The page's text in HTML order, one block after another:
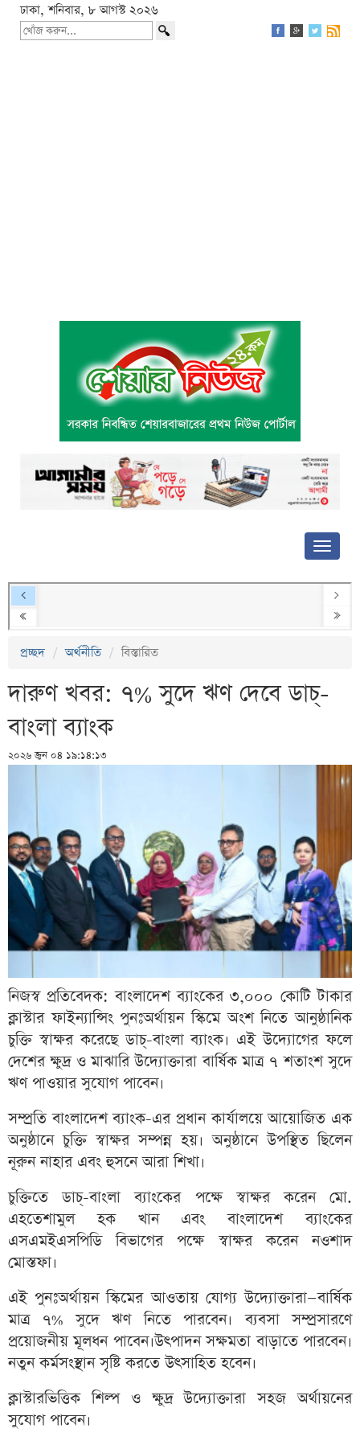
ঢাকা, শনিবার, ৮ আগস্ট ২০২৬
প্রচ্ছদ অর্থনীতি বিস্তারিত
দারুণ খবর: ৭% সুদে ঋণ দেবে ডাচ্-
বাংলা ব্যাংক
২০২৬ জুন ০৪ ১৯:১৪:১৩
নিজস্ব প্রতিবেদক: বাংলাদেশ ব্যাংকের ৩,০০০ কোটি টাকার
ক্লাস্টার ফাইন্যান্সিং পুনঃঅর্থায়ন স্কিমে অংশ নিতে আনুষ্ঠানিক
চুক্তি স্বাক্ষর করেছে ডাচ্-বাংলা ব্যাংক। এই উদ্যোগের ফলে
দেশের ক্ষুদ্র ও মাঝারি উদ্যোক্তারা বার্ষিক মাত্র ৭ শতাংশ সুদে
ঋণ পাওয়ার সুযোগ পাবেন।
সম্প্রতি বাংলাদেশ ব্যাংক-এর প্রধান কার্যালয়ে আয়োজিত এক
অনুষ্ঠানে চুক্তি স্বাক্ষর সম্পন্ন হয়। অনুষ্ঠানে উপস্থিত ছিলেন
নূরুন নাহার এবং হুসনে আরা শিখা।
চুক্তিতে ডাচ্-বাংলা ব্যাংকের পক্ষে স্বাক্ষর করেন মো.
এহতেশামুল হক খান এবং বাংলাদেশ ব্যাংকের
এসএমইএসপিডি বিভাগের পক্ষে স্বাক্ষর করেন নওশাদ
মোস্তফা।
এই পুনঃঅর্থায়ন স্কিমের আওতায় যোগ্য উদ্যোক্তারা—বার্ষিক
মাত্র ৭% সুদে ঋণ নিতে পারবেন। ব্যবসা সম্প্রসারণে
প্রয়োজনীয় মূলধন পাবেন।উৎপাদন সক্ষমতা বাড়াতে পারবেন।
নতুন কর্মসংস্থান সৃষ্টি করতে উৎসাহিত হবেন।
ক্লাস্টারভিত্তিক শিল্প ও ক্ষুদ্র উদ্যোক্তারা সহজ অর্থায়নের
সুযোগ পাবেন।